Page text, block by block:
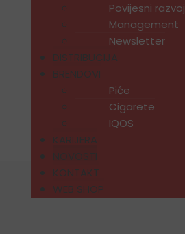
Povijesni razvoj
Management
Newsletter
DISTRIBUCIJA
BRENDOVI
Piće
Cigarete
IQOS
KARIJERA
NOVOSTI
KONTAKT
WEB SHOP